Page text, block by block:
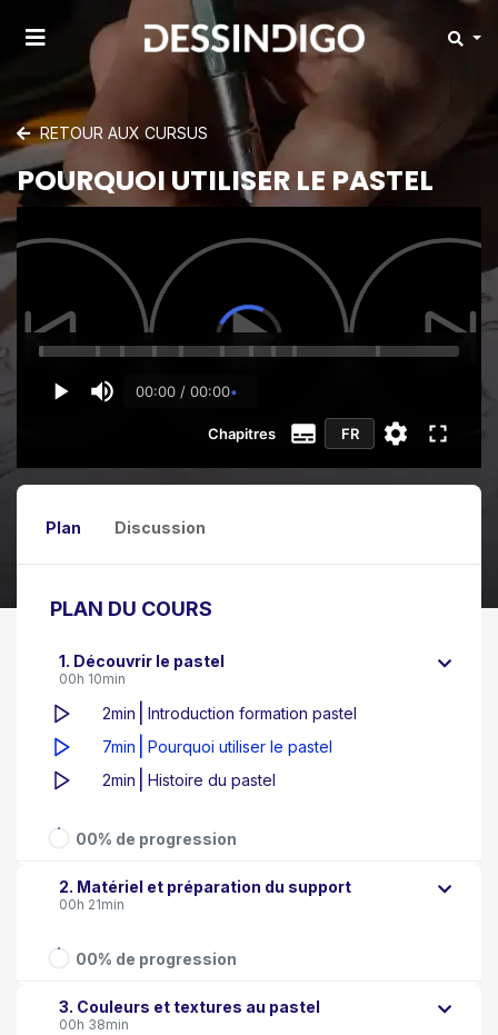
RETOUR AUX CURSUS
POURQUOI UTILISER LE PASTEL
00:00 / 00:00
Chapitres FR
Plan Discussion
PLAN DU COURS
1. Découvrir le pastel
00h 10min
2min
Introduction formation pastel
7min
Pourquoi utiliser le pastel
2min
Histoire du pastel
00% de progression
2. Matériel et préparation du support
00h 21min
00% de progression
3. Couleurs et textures au pastel
00h 38min